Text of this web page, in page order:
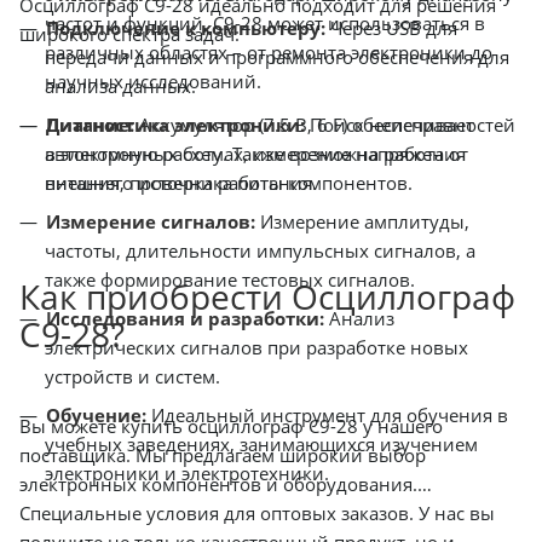
Подключение к компьютеру:Через USB для
передачи данных и программного обеспечения для
анализа данных.
Питание:Аккумулятор (7.5 В, 6 F) обеспечивает
автономную работу. Также возможна работа от
внешнего источника питания.
частот и функций, С9-28 может использоваться в
различных областях – от ремонта электроники до
научных исследований.
Осциллограф С9-28 идеально подходит для решения
широкого спектра задач:
Диагностика электроники:Поиск неисправностей
в электронных схемах, измерение напряжения
питания, проверка работы компонентов.
Измерение сигналов: Измерение амплитуды,
частоты, длительности импульсных сигналов, а
также формирование тестовых сигналов.
Исследования и разработки: Анализ
электрических сигналов при разработке новых
устройств и систем.
Обучение: Идеальный инструмент для обучения в
учебных заведениях, занимающихся изучением
электроники и электротехники.
Как приобрести Осциллограф
С9-28?
Вы можете купить осциллограф С9-28 у нашего
поставщика. Мы предлагаем широкий выбор
электронных компонентов и оборудования.
Специальные условия для оптовых заказов. У нас вы